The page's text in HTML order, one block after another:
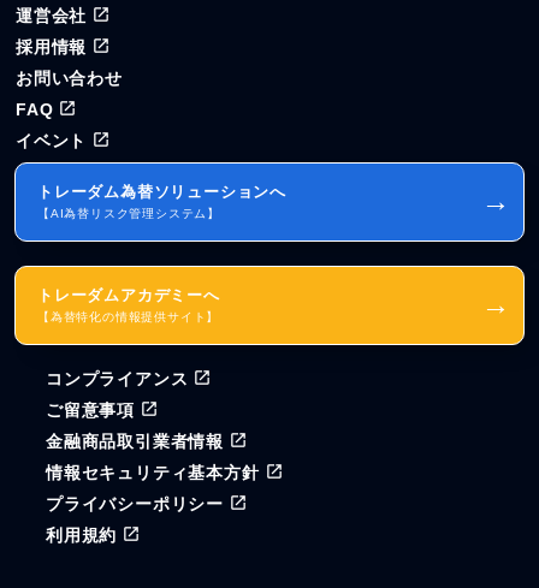
運営会社
採用情報
お問い合わせ
FAQ
イベント
トレーダム為替ソリューションへ
【AI為替リスク管理システム】 →
トレーダムアカデミーへ
【為替特化の情報提供サイト】 →
コンプライアンス
ご留意事項
金融商品取引業者情報
情報セキュリティ基本方針
プライバシーポリシー
利用規約